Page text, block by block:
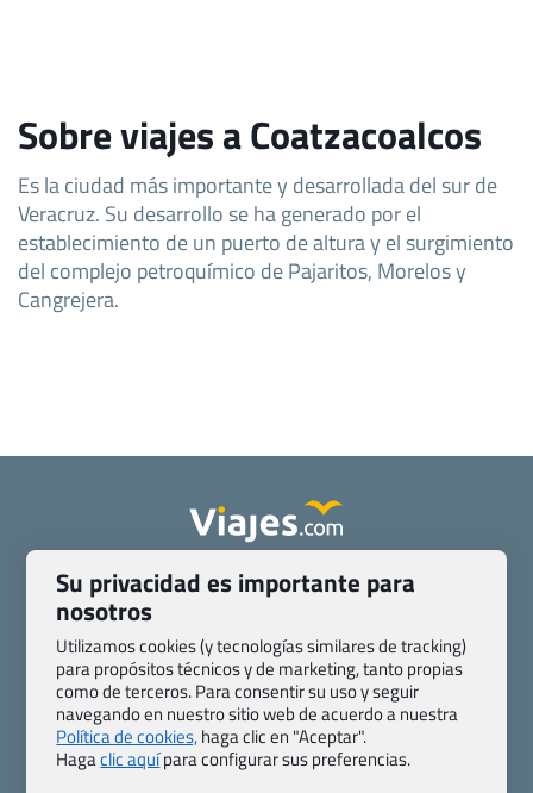
Sobre viajes a Coatzacoalcos
Es la ciudad más importante y desarrollada del sur de
Veracruz. Su desarrollo se ha generado por el
establecimiento de un puerto de altura y el surgimiento
del complejo petroquímico de Pajaritos, Morelos y
Cangrejera.
Quienes somos
Contacto
Pasaporte, Visado, Salud y otras disposiciones específicas
Blog de Viajes.com
Registro de agencias
Preguntas frecuentes
Condiciones generales
Política de privacidad y cookies
Transparencia
Todas las páginas – sitemap
Viajes.com
Su privacidad es importante para
nosotros
Utilizamos cookies (y tecnologías similares de tracking)
para propósitos técnicos y de marketing, tanto propias
como de terceros. Para consentir su uso y seguir
navegando en nuestro sitio web de acuerdo a nuestra
Política de cookies,haga clic en "Aceptar".
Hagaclic aquípara configurar sus preferencias.